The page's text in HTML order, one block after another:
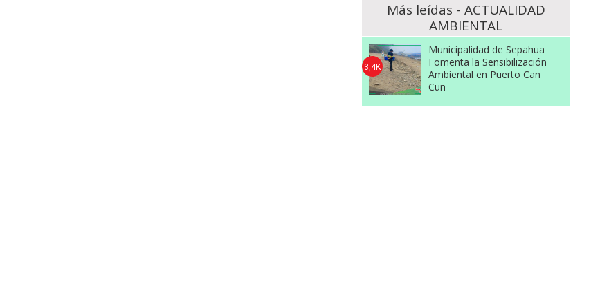
Más leídas - ACTUALIDAD
AMBIENTAL
Municipalidad de Sepahua
Fomenta la Sensibilización
Ambiental en Puerto Can
Cun
3,4K